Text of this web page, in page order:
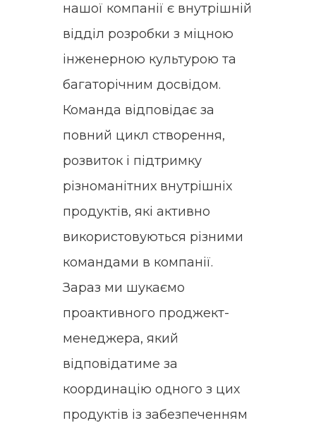
нашої компанії є внутрішній
відділ розробки з міцною
інженерною культурою та
багаторічним досвідом.
Команда відповідає за
повний цикл створення,
розвиток і підтримку
різноманітних внутрішніх
продуктів, які активно
використовуються різними
командами в компанії.
Зараз ми шукаємо
проактивного проджект-
менеджера, який
відповідатиме за
координацію одного з цих
продуктів із забезпеченням